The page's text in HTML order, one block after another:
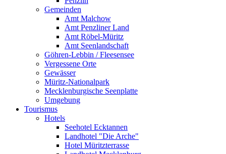
Gemeinden
Amt Malchow
Amt Penzliner Land
Amt Röbel-Müritz
Amt Seenlandschaft
Göhren-Lebbin / Fleesensee
Vergessene Orte
Gewässer
Müritz-Nationalpark
Mecklenburgische Seenplatte
Umgebung
Tourismus
Hotels
Seehotel Ecktannen
Landhotel "Die Arche"
Hotel Müritzterrasse